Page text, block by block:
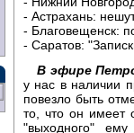
- Астрахань:
- Благовещенск:
- Саратов:
В эфире
у нас в наличии
повезло быть
то, что он имеет
"выходного"